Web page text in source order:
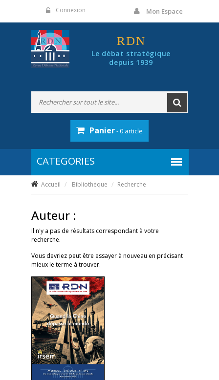
Connexion Mon Espace
RDN
Le débat stratégique
depuis 1939
Panier- 0 article
Accueil Bibliothèque Recherche
Auteur :
Il n'y a pas de résultats correspondant à votre
recherche.
Vous devriez peut être essayer à nouveau en précisant
mieux le terme à trouver.